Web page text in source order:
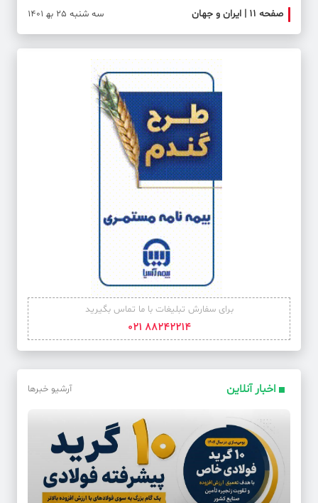
صفحه ۱۱ | ایران و جهان سه شنبه 25 به‍ 1401
برای سفارش تبلیغات با ما تماس بگیرید
88242214 021
اخبار آنلاین آرشیو خبرها